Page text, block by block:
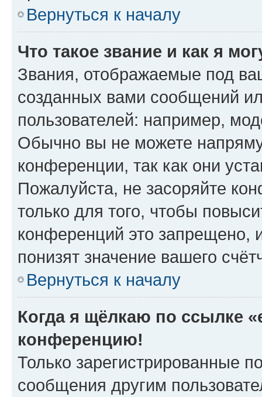
Вернуться к началу
Что такое звание и как я
Звания, отображаемые под
созданных вами сообщений
пользователей: например,
Обычно вы не можете
конференции, так как они
Пожалуйста, не засоряйте
только для того, чтобы
конференций это запрещено,
понизят значение вашего
Вернуться к началу
Когда я щёлкаю по ссылке
конференцию!
Только зарегистрированные
сообщения другим